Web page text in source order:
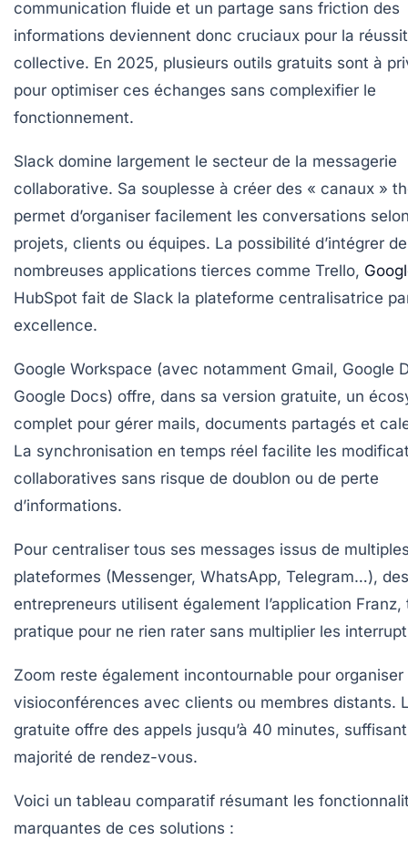
communication fluide et un partage sans friction des
informations deviennent donc cruciaux pour la
collective. En 2025, plusieurs outils gratuits sont à
pour optimiser ces échanges sans complexifier le
fonctionnement.
Slack domine largement le secteur de la messagerie
collaborative. Sa souplesse à créer des « canaux »
permet d’organiser facilement les conversations
projets, clients ou équipes. La possibilité d’intégrer de
nombreuses applications tierces comme Trello,
HubSpot fait de Slack la plateforme centralisatrice
excellence.
Google Workspace (avec notamment Gmail, Google
Google Docs) offre, dans sa version gratuite, un
complet pour gérer mails, documents partagés et
La synchronisation en temps réel facilite les
collaboratives sans risque de doublon ou de perte
d’informations.
Pour centraliser tous ses messages issus de
plateformes (Messenger, WhatsApp, Telegram…), des
entrepreneurs utilisent également l’application Franz,
pratique pour ne rien rater sans multiplier les
Zoom reste également incontournable pour organiser
visioconférences avec clients ou membres distants.
gratuite offre des appels jusqu’à 40 minutes,
majorité de rendez-vous.
Voici un tableau comparatif résumant les
marquantes de ces solutions :